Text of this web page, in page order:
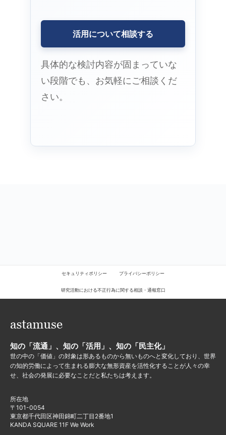
活用について相談する
具体的な検討内容が固まっていな
い段階でも、お気軽にご相談くだ
さい。
セキュリティポリシー プライバシーポリシー
研究活動における不正行為に関する相談・通報窓口
知の「流通」、知の「活用」、知の「民主化」
世の中の「価値」の対象は形あるものから無いものへと変化しており、世界
の知的労働によって生まれる膨大な無形資産を活性化することが人々の幸
せ、社会の発展に必要なことだと私たちは考えます。
所在地
〒101-0054
東京都千代田区神田錦町二丁目2番地1
KANDA SQUARE 11F We Work